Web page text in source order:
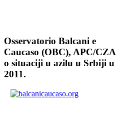
Osservatorio Balcani e
Caucaso (OBC), APC/CZA
o situaciji u azilu u Srbiji u
2011.